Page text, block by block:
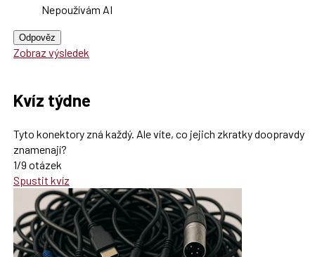
Nepoužívám AI
Odpověz
Zobraz výsledek
Kvíz týdne
Tyto konektory zná každý. Ale víte, co jejich zkratky doopravdy
znamenají?
1/9 otázek
Spustit kvíz